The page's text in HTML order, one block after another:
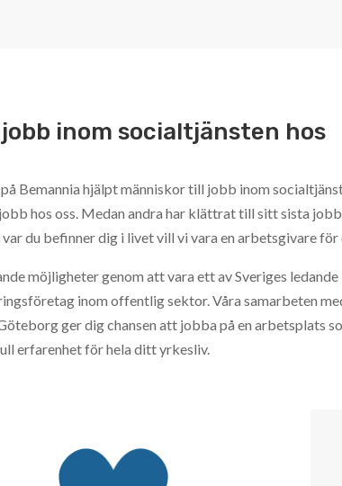
inom socialtjänsten hos
Bemannia hjälpt människor till jobb inom
hos oss. Medan andra har klättrat till sitt sista
du befinner dig i livet vill vi vara en arbetsgivare för
möjligheter genom att vara ett av Sveriges ledande
inom offentlig sektor. Våra samarbeten
ger dig chansen att jobba på en arbetsplats
erfarenhet för hela ditt yrkesliv.